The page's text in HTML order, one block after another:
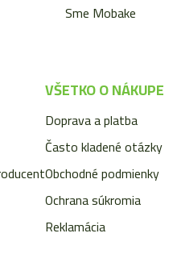
Sme Mobake
VŠETKO O NÁKUPE
Doprava a platba
Často kladené otázky
Obchodné podmienky
Ochrana súkromia
Reklamácia